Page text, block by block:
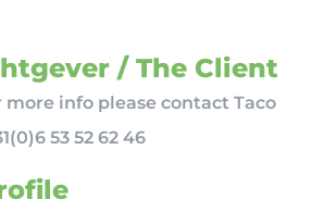
/ The Client
info please contact Taco
53 52 62 46